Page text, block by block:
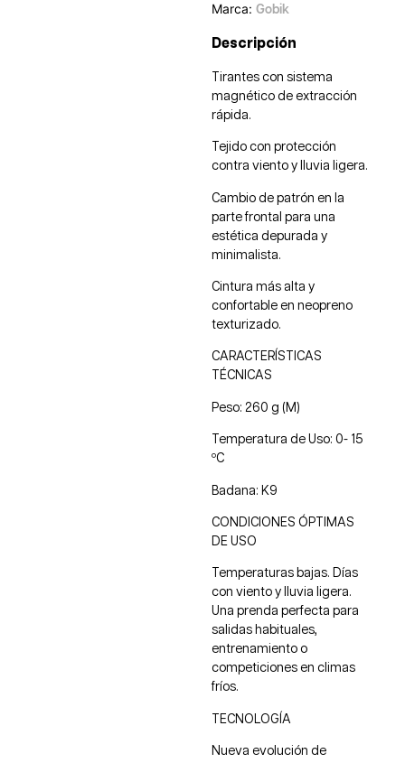
Marca: Gobik
Descripción
Tirantes con sistema
magnético de extracción
rápida.
Tejido con protección
contra viento y lluvia ligera.
Cambio de patrón en la
parte frontal para una
estética depurada y
minimalista.
Cintura más alta y
confortable en neopreno
texturizado.
CARACTERÍSTICAS
TÉCNICAS
Peso: 260 g (M)
Temperatura de Uso: 0- 15
ºC
Badana: K9
CONDICIONES ÓPTIMAS
DE USO
Temperaturas bajas. Días
con viento y lluvia ligera.
Una prenda perfecta para
salidas habituales,
entrenamiento o
competiciones en climas
fríos.
TECNOLOGÍA
Nueva evolución de